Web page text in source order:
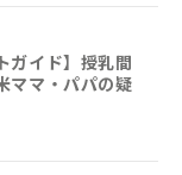
ガイド】授乳間
ママ・パパの疑